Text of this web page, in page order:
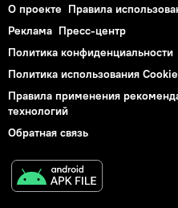
О проекте Правила
Реклама Пресс-центр
Политика конфиденциальности
Политика использования Cookie
Правила применения
технологий
Обратная связь